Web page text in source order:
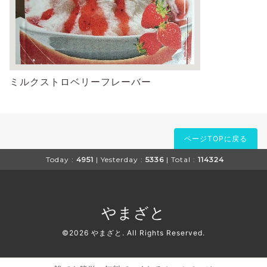
ミルクストロベリーフレーバー
ページTOPに戻る
Today : 4951 | Yesterday : 5336 | Total : 114324
やまざと
©2026 やまざと . All Rights Reserved.